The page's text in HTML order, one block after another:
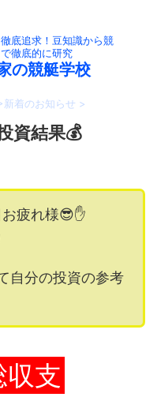
底追求！豆知識から競
徹底的に研究
の競艇学校
新着のお知らせ >
資結果💰
疲れ様😎✋
自分の投資の参考
支